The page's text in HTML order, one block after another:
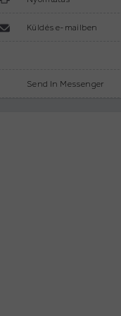
Küldés e-mailben
Send In Messenger